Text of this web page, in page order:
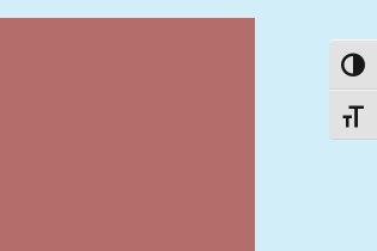
הפעל/כבה ניגודיות גבוהה
מתג גודל גופן